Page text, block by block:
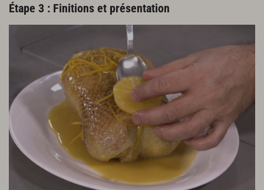
Étape 3 : Finitions et présentation